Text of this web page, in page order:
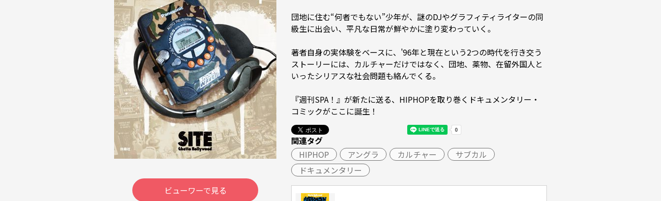
ビューワーで見る
団地に住む“何者でもない”少年が、謎のDJやグラフィティライターの同
級生に出会い、平凡な日常が鮮やかに塗り変わっていく――。
著者自身の実体験をベースに、'96年と現在という2つの時代を行き交う
ストーリーには、カルチャーだけではなく、団地、薬物、在留外国人と
いったシリアスな社会問題も絡んでくる。
『週刊SPA！』が新たに送る、HIPHOPを取り巻くドキュメンタリー・
コミックがここに誕生！
関連タグ
HIPHOP
アングラ カルチャー
サブカル
ドキュメンタリー